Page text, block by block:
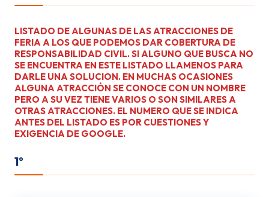
LISTADO DE ALGUNAS DE LAS ATRACCIONES DE
FERIA A LOS QUE PODEMOS DAR COBERTURA DE
RESPONSABILIDAD CIVIL. SI ALGUNO QUE BUSCA NO
SE ENCUENTRA EN ESTE LISTADO LLAMENOS PARA
DARLE UNA SOLUCION. EN MUCHAS OCASIONES
ALGUNA ATRACCIÓN SE CONOCE CON UN NOMBRE
PERO A SU VEZ TIENE VARIOS O SON SIMILARES A
OTRAS ATRACCIONES. EL NUMERO QUE SE INDICA
ANTES DEL LISTADO ES POR CUESTIONES Y
EXIGENCIA DE GOOGLE.
1º